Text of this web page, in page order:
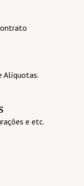
Alíquotas.
e etc.